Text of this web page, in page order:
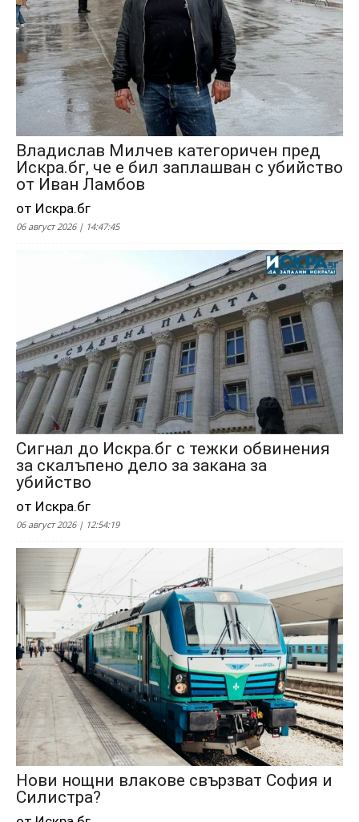
Владислав Милчев категоричен пред
Искра.бг, че е бил заплашван с убийство
от Иван Ламбов
от Искра.бг
06 август 2026 | 14:47:45
Сигнал до Искра.бг с тежки обвинения
за скалъпено дело за закана за
убийство
от Искра.бг
06 август 2026 | 12:54:19
Нови нощни влакове свързват София и
Силистра?